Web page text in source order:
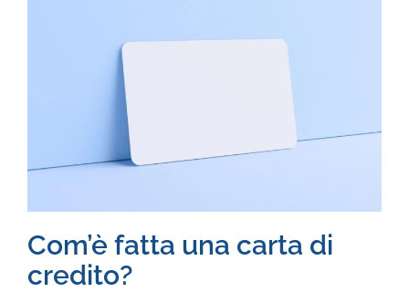
Com’è fatta una carta di
credito?